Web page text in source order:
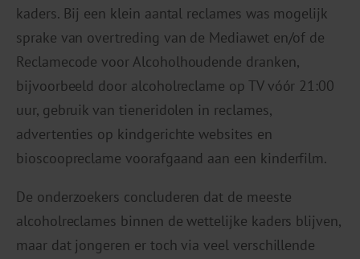
kaders. Bij een klein aantal reclames was mogelijk
sprake van overtreding van de Mediawet en/of de
Reclamecode voor Alcoholhoudende dranken,
bijvoorbeeld door alcoholreclame op TV vóór 21:00
uur, gebruik van tieneridolen in reclames,
advertenties op kindgerichte websites en
bioscoopreclame voorafgaand aan een kinderfilm.
De onderzoekers concluderen dat de meeste
alcoholreclames binnen de wettelijke kaders blijven,
maar dat jongeren er toch via veel verschillende